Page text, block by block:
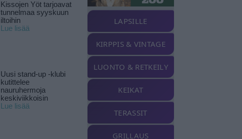
Kissojen Yöt tarjoavat
tunnelmaa syyskuun
iltoihin
Lue lisää
Uusi stand-up -klubi
kutittelee
nauruhermoja
keskiviikkoisin
Lue lisää
LAPSILLE
KIRPPIS & VINTAGE
LUONTO & RETKEILY
KEIKAT
TERASSIT
GRILLAUS